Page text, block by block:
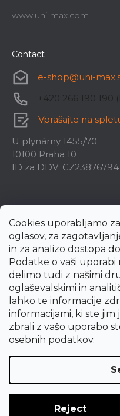
Cookies uporabljamo
oglasov, za
in za analizo dostopa
Podatke o vaši
delimo tudi z našimi
oglaševalskimi in
lahko te informacije
informacijami, ki ste jim
zbrali z vašo uporabo
osebnih podatkov.
Reject
www.uni-max.com
Contact
e-shop@uni-
+420 266 190 190
Vprašajte na
U plynárny 1455/70
10100 Praha 10
ID za DDV: CZ23876794
Created